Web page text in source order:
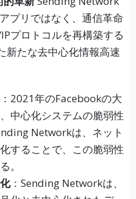
プリではなく、通信革命
プロトコルを再構築する
新たな去中心化情報高速
：2021年のFacebookの大
中心化システムの脆弱性
Networkは、ネット
することで、この脆弱性
。
：Sending Networkは、